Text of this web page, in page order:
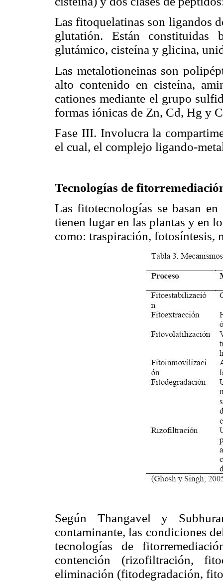
Las fitoquelatinas son ligandos
glutatión. Están constituidas
glutámico, cisteína y glicina,
Las metalotioneinas son
alto contenido en cisteína,
cationes mediante el grupo
formas iónicas de Zn, Cd, Hg y
Fase III. Involucra la
el cual, el complejo ligando-
Tecnologías de
Las fitotecnologías se basan
tienen lugar en las plantas y en
como: traspiración, fotosíntesis,
Según Thangavel y
contaminante, las condiciones
tecnologías de
contención (rizofiltración,
eliminación (fitodegradación,